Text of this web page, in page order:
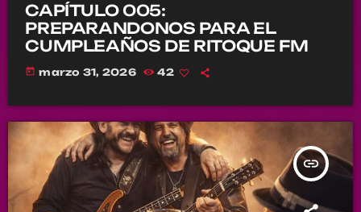
CAPÍTULO 005:
PREPARANDONOS PARA EL
CUMPLEAÑOS DE RITOQUE FM
today marzo 31, 2026 42
insert_link